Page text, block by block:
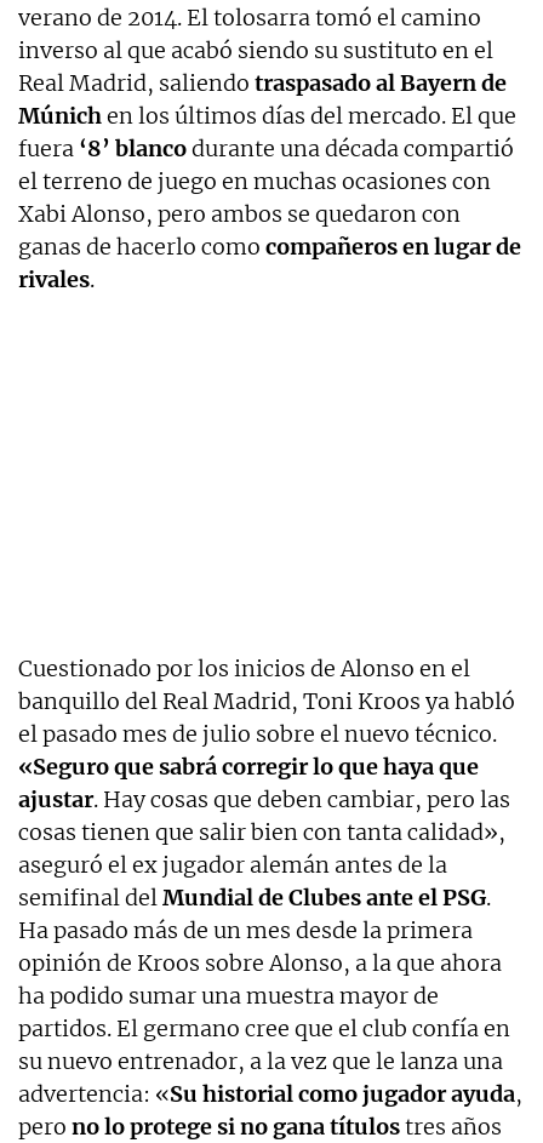
verano de 2014. El tolosarra tomó el camino
inverso al que acabó siendo su sustituto en el
Real Madrid, saliendo traspasado al Bayern de
Múnichen los últimos días del mercado. El que
fuera ‘8’ blancodurante una década compartió
el terreno de juego en muchas ocasiones con
Xabi Alonso, pero ambos se quedaron con
ganas de hacerlo como compañeros en lugar de
rivales.
Cuestionado por los inicios de Alonso en el
banquillo del Real Madrid, Toni Kroos ya habló
el pasado mes de julio sobre el nuevo técnico.
«Seguro que sabrá corregir lo que haya que
ajustar. Hay cosas que deben cambiar, pero las
cosas tienen que salir bien con tanta calidad»,
aseguró el ex jugador alemán antes de la
semifinal delMundial de Clubes ante el PSG.
Ha pasado más de un mes desde la primera
opinión de Kroos sobre Alonso, a la que ahora
ha podido sumar una muestra mayor de
partidos. El germano cree que el club confía en
su nuevo entrenador, a la vez que le lanza una
advertencia: «Su historial como jugador ayuda,
pero no lo protege si no gana títulostres años